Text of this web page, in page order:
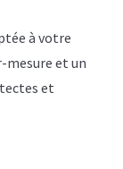
à votre
mesure et un
et